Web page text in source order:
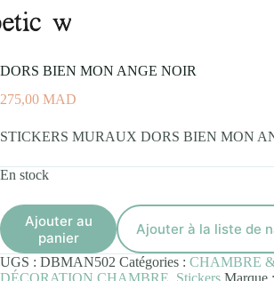
DORS BIEN MON ANGE NOIR
275,00 MAD
STICKERS MURAUX DORS BIEN MON
En stock
Ajouter au
panier
Ajouter à la liste de
UGS : DBMAN502 Catégories : CHAMBRE